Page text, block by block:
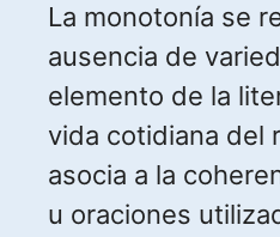
La monotonía se
ausencia de
elemento de la
vida cotidiana del
asocia a la
u oraciones